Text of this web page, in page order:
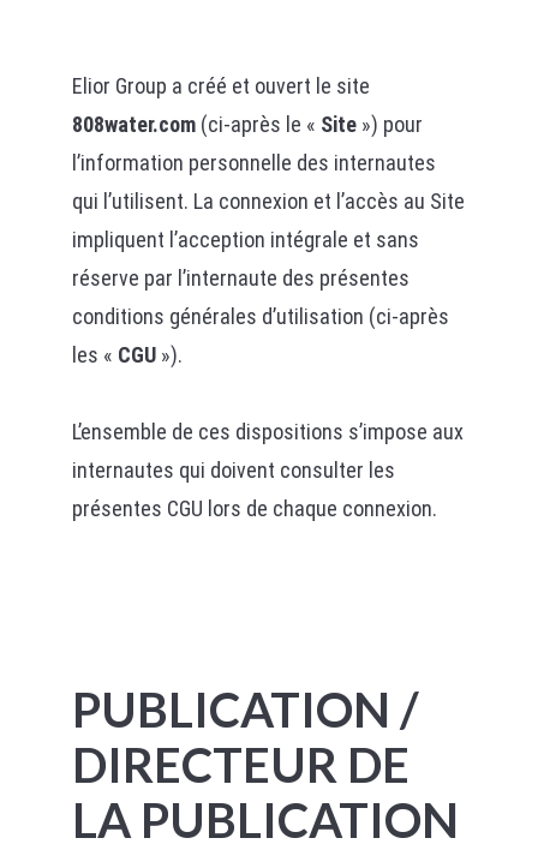
Elior Group a créé et ouvert le site
808water.com(ci-après le « Site») pour
l’information personnelle des internautes
qui l’utilisent. La connexion et l’accès au Site
impliquent l’acception intégrale et sans
réserve par l’internaute des présentes
conditions générales d’utilisation (ci-après
les « CGU»).
L’ensemble de ces dispositions s’impose aux
internautes qui doivent consulter les
présentes CGU lors de chaque connexion.
PUBLICATION /
DIRECTEUR DE
LA PUBLICATION